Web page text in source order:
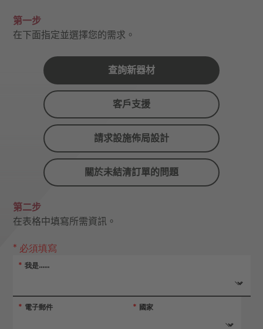
第一步
在下面指定並選擇您的需求。
查詢新器材
客戶支援
請求設施佈局設計
關於未結清訂單的問題
第二步
在表格中填寫所需資訊。